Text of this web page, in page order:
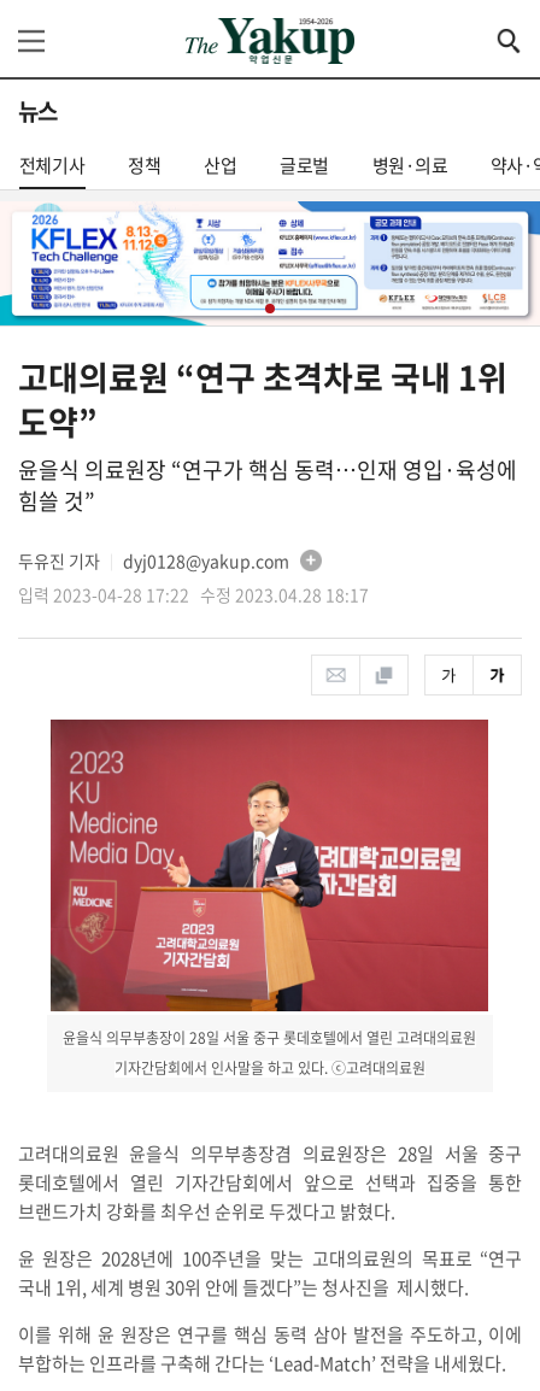
뉴스
전체기사 정책 산업 글로벌 병원·의료 약사·
고대의료원 “연구 초격차로 국내 1위
도약”
윤을식 의료원장 “연구가 핵심 동력…인재 영입·육성에
힘쓸 것”
두유진 기자
dyj0128@yakup.com
입력 2023-04-28 17:22 수정 2023.04.28 18:17
윤을식 의무부총장이 28일 서울 중구 롯데호텔에서 열린 고려대의료원
기자간담회에서 인사말을 하고 있다. ⓒ고려대의료원
고려대의료원 윤을식 의무부총장겸 의료원장은 28일 서울 중구
롯데호텔에서 열린 기자간담회에서 앞으로 선택과 집중을 통한
브랜드가치 강화를 최우선 순위로 두겠다고 밝혔다.
윤 원장은 2028년에 100주년을 맞는 고대의료원의 목표로 “연구
국내 1위, 세계 병원 30위 안에 들겠다”는 청사진을 제시했다.
이를 위해 윤 원장은 연구를 핵심 동력 삼아 발전을 주도하고, 이에
부합하는 인프라를 구축해 간다는 ‘Lead-Match’ 전략을 내세웠다.